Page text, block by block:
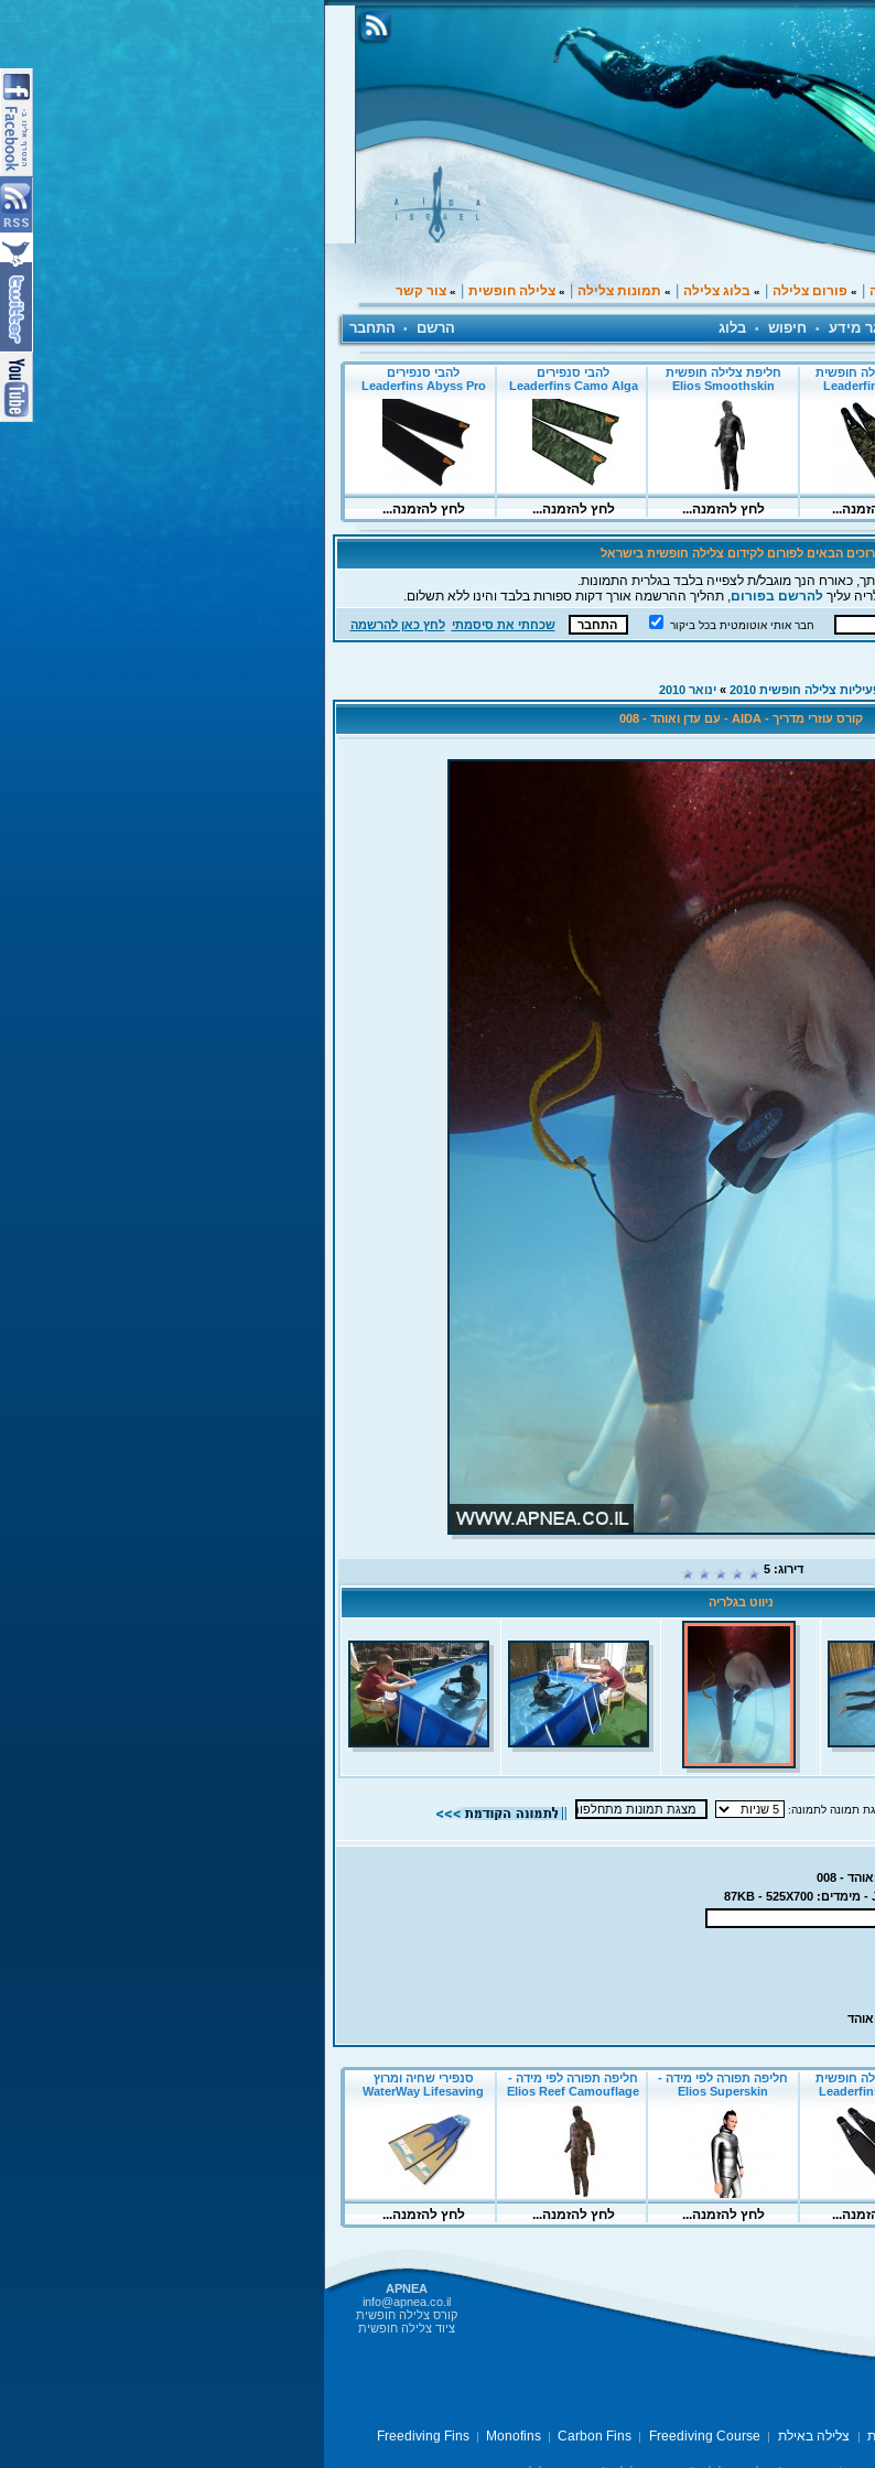
|
» פורום צלילה |
» בלוג צלילה |
» תמונות צלילה |
» צלילה חופשית |
» צור קשר
מידע • חיפוש • בלוג הרשם • התחבר
הבאים לפורום לקידום צלילה חופשית בישראל
כאורח הנך מוגבל/ת לצפייה בלבד בגלרית התמונות.
עליךלהרשם בפורום, תהליך ההרשמה אורך דקות ספורות בלבד והינו ללא תשלום.
חבר אותי אוטומטית בכל ביקור שכחתי את סיסמתי לחץ כאן להרשמה
צלילה חופשית 2010 » ינואר 2010
קורס עוזרי מדריך - AIDA - עם עדן ואוהד - 008
דירוג: 5
ניווט בגלריה
תמונה לתמונה:
APNEA
info@apnea.co.il
קורס צלילה חופשית
ציוד צלילה חופשית
| צלילה באילת |
Freediving Fins| Monofins| Carbon Fins| Freediving Course